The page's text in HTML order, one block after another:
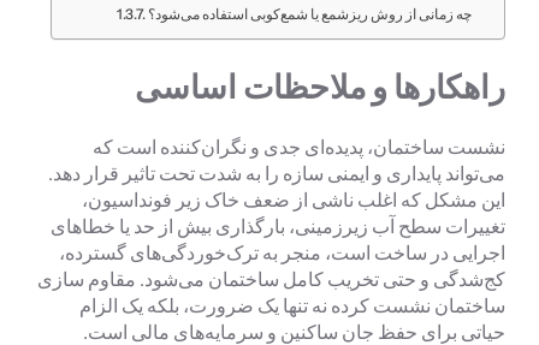
چه زمانی از روش ریزشمع یا شمع‌کوبی استفاده می‌شود؟
راهکارها و ملاحظات اساسی
نشست ساختمان، پدیده‌ای جدی و نگران‌کننده است که
می‌تواند پایداری و ایمنی سازه را به شدت تحت تاثیر قرار دهد.
این مشکل که اغلب ناشی از ضعف خاک زیر فونداسیون،
تغییرات سطح آب زیرزمینی، بارگذاری بیش از حد یا خطاهای
اجرایی در ساخت است، منجر به ترک‌خوردگی‌های گسترده،
کج‌شدگی و حتی تخریب کامل ساختمان می‌شود. مقاوم سازی
ساختمان نشست کرده نه تنها یک ضرورت، بلکه یک الزام
حیاتی برای حفظ جان ساکنین و سرمایه‌های مالی است.